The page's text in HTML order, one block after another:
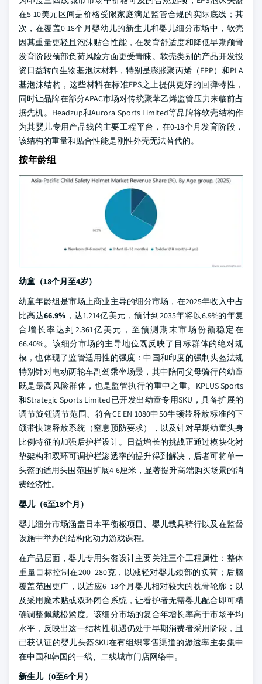
在5-10美元区间是价格受限家庭满足监管合规的实际底线；其
次，在覆盖0-18个月婴幼儿的新生儿和婴儿细分市场中，软壳
因其重量更轻且泡沫贴合性能，在发育舒适度和降低早期颅骨
发育阶段颈部负荷风险方面更受青睐。软壳类别的产品开发投
资日益转向生物基泡沫材料，特别是膨胀聚丙烯（EPP）和PLA
基泡沫结构，这些材料在标准EPS之上提供更好的回弹特性，
同时让品牌在部分APAC市场对传统聚苯乙烯监管压力来临前占
据先机。Headzup和Aurora Sports Limited等品牌将软壳结构作
为其婴儿专用产品线的主要工程平台，在0-18个月发育阶段，
该结构的重量和贴合性能是刚性外壳无法替代的。
按年龄组
幼童（18个月至4岁）
幼童年龄组是市场上商业主导的细分市场，在2025年收入中占
比高达66.9% ，达1.214亿美元，预计到2035年将以6.9%的年复
合增长率达到2.361亿美元，至预测期末市场份额稳定在
66.40%。该细分市场的主导地位既反映了目标群体的绝对规
模，也体现了监管适用性的强度：中国和印度的强制头盔法规
特别针对电动两轮车副驾乘坐场景，其中陪同父母骑行的幼童
既是最高风险群体，也是监管执行的重中之重。KPLUS Sports
和Strategic Sports Limited已开发出幼童专用SKU，具备扩展的
调节旋钮调节范围、符合CE EN 1080中50牛顿带释放标准的下
颌带快速释放系统（窒息预防要求），以及针对早期幼童头身
比例特征的加强后护栏设计。日益增长的挑战正通过模块化衬
垫架构和双环可调护栏渗透率的提升得到解决，后者可将单一
头盔的适用头围范围扩展4-6厘米，显著提升高端购买场景的消
费经济性。
婴儿（6至18个月）
婴儿细分市场涵盖日本平衡板项目、婴儿载具骑行以及在监督
设施中举办的结构化动力游戏课程。
在产品层面，婴儿专用头盔设计主要关注三个工程属性：整体
重量目标控制在200–280克，以减轻对婴儿颈部的负荷；后脑
覆盖范围更广，以适应6–18个月婴儿相对较大的枕骨轮廓；以
及采用魔术贴或双环闭合系统，让看护者无需婴儿配合即可精
确调整佩戴松紧度。该细分市场的复合年增长率高于市场平均
水平，反映出这一结构性机遇仍处于早期消费者采用阶段，且
已获认证的婴儿头盔SKU在有组织零售渠道的渗透率主要集中
在中国和韩国的一线、二线城市门店网络中。
新生儿（0至6个月）